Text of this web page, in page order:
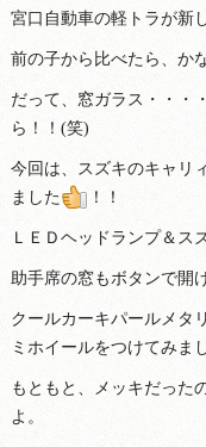
宮口自動車の軽トラが新
前の子から比べたら、か
だって、窓ガラス・・・
ら！！(笑)
今回は、スズキのキャ
ました
！！
ＬＥＤヘッドランプ＆ス
助手席の窓もボタンで開
クールカーキパールメタ
ミホイールをつけてみま
もともと、メッキだった
よ。